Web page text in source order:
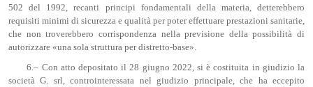
502 del 1992, recanti principi fondamentali della materia, detterebbero
requisiti minimi di sicurezza e qualità per poter effettuare prestazioni sanitarie,
che non troverebbero corrispondenza nella previsione della possibilità di
autorizzare «una sola struttura per distretto-base».
6.– Con atto depositato il 28 giugno 2022, si è costituita in giudizio la
società G. srl, controinteressata nel giudizio principale, che ha eccepito